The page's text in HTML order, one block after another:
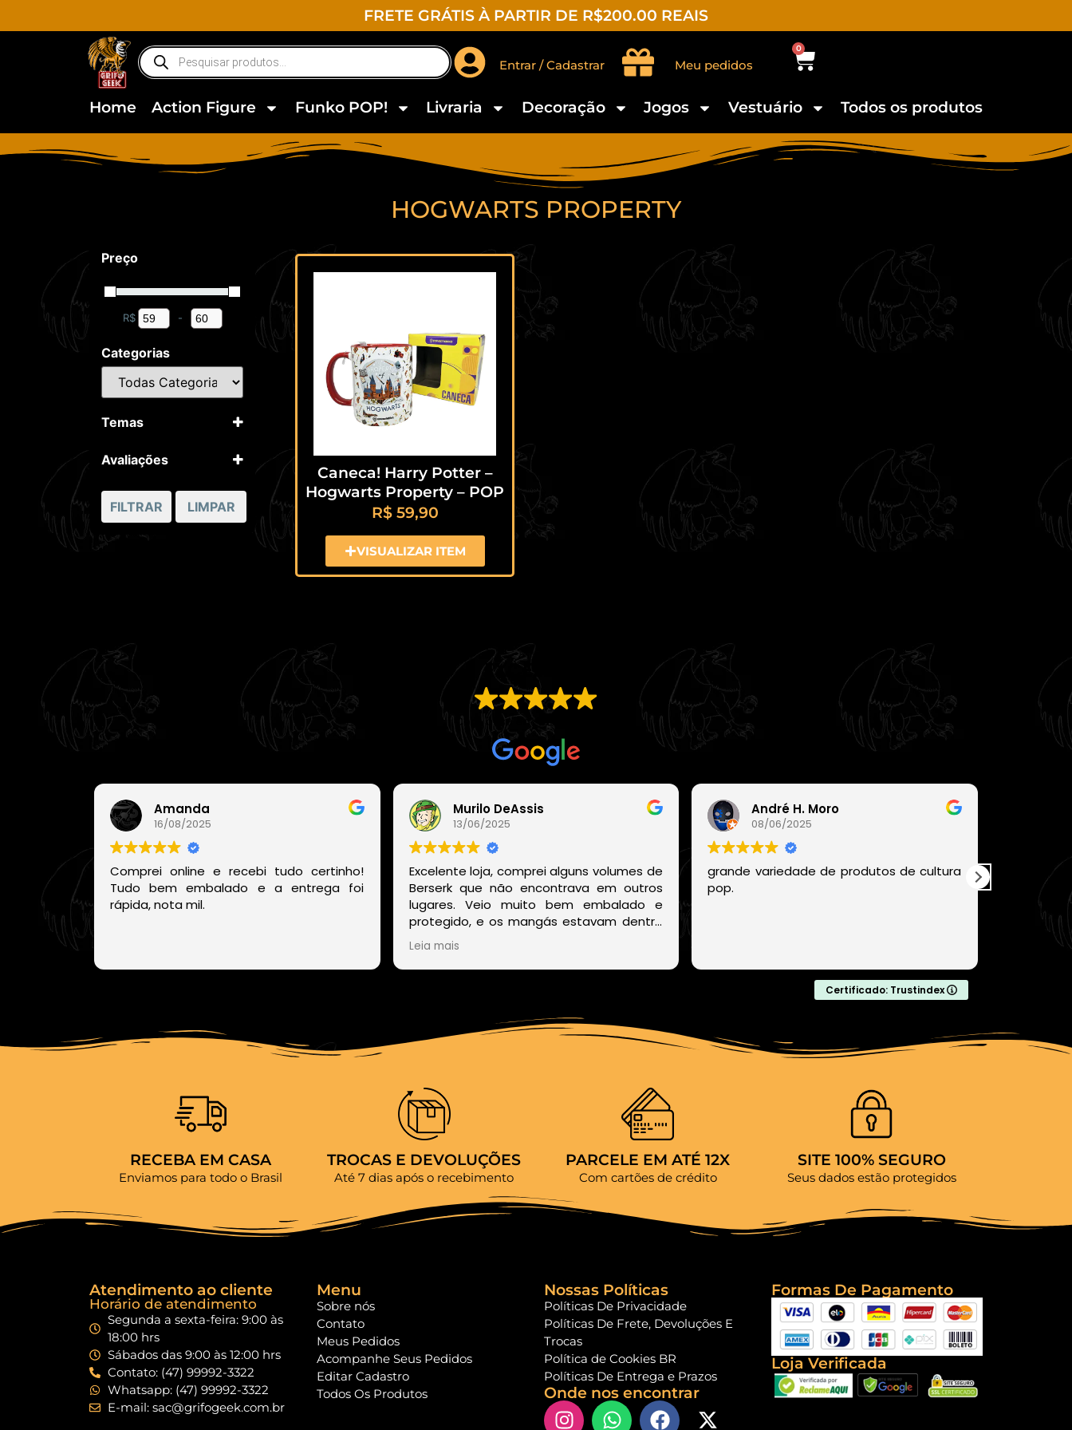
FRETE GRÁTIS À PARTIR DE R$200.00 REAIS
Entrar / Cadastrar Meu pedidos
0
Home Action Figure Funko POP! Livraria Decoração Jogos Vestuário Todos os produtos
HOGWARTS PROPERTY
Preço
R$ Minimum Price
-Maximum Price
Categorias
Temas
Avaliações
3 ou mais
FILTRAR LIMPAR
Caneca! Harry Potter –
Hogwarts Property – POP
R$59,90
VISUALIZAR ITEM
EXCELENTE
Com base em 21 avaliações
Amanda
16/08/2025
Comprei online e recebi tudo certinho!
Tudo bem embalado e a entrega foi
rápida, nota mil.
Murilo DeAssis
13/06/2025
Excelente loja, comprei alguns volumes de
Berserk que não encontrava em outros
lugares. Veio muito bem embalado e
protegido, e os mangás estavam dentro
de um embrulho muito bonito. E o site
deles também é muito fácil de encontrar
os volumes disponíveis sem precisar ficar
Leia mais
André H. Moro
08/06/2025
grande variedade de produtos de cultura
pop.
chegou
com
com
comprar
Certificado: Trustindex
RECEBA EM CASA
Enviamos para todo o Brasil
TROCAS E DEVOLUÇÕES
Até 7 dias após o recebimento
PARCELE EM ATÉ 12X
Com cartões de crédito
SITE 100% SEGURO
Seus dados estão protegidos
Atendimento ao cliente
Horário de atendimento
Segunda a sexta-feira: 9:00 às
18:00 hrs
Sábados das 9:00 às 12:00 hrs
Contato: (47) 99992-3322
Whatsapp: (47) 99992-3322
E-mail: sac@grifogeek.com.br
Menu
Sobre nós
Contato
Meus Pedidos
Acompanhe Seus Pedidos
Editar Cadastro
Todos Os Produtos
Nossas Políticas
Políticas De Privacidade
Políticas De Frete, Devoluções E
Trocas
Política de Cookies BR
Políticas De Entrega e Prazos
Onde nos encontrar
Formas De Pagamento
Loja Verificada